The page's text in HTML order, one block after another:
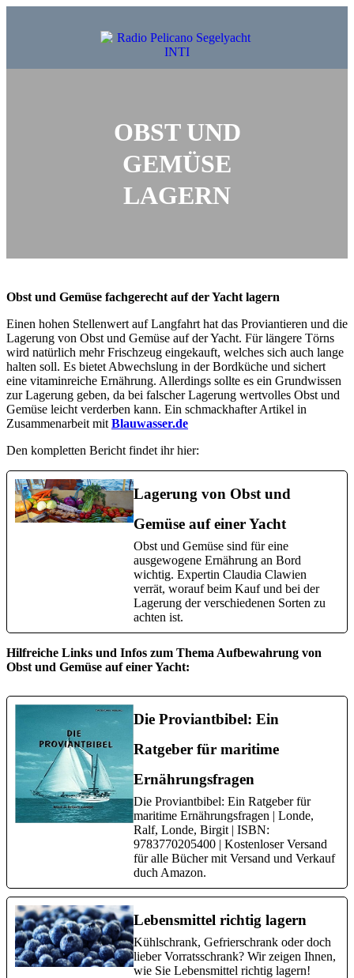
OBST UND
GEMÜSE
LAGERN
Obst und Gemüse fachgerecht auf der Yacht lagern
Einen hohen Stellenwert auf Langfahrt hat das Proviantieren und die
Lagerung von Obst und Gemüse auf der Yacht. Für längere Törns
wird natürlich mehr Frischzeug eingekauft, welches sich auch lange
halten soll. Es bietet Abwechslung in der Bordküche und sichert
eine vitaminreiche Ernährung. Allerdings sollte es ein Grundwissen
zur Lagerung geben, da bei falscher Lagerung wertvolles Obst und
Gemüse leicht verderben kann. Ein schmackhafter Artikel in
Zusammenarbeit mit Blauwasser.de
Den kompletten Bericht findet ihr hier:
Lagerung von Obst und
Gemüse auf einer Yacht
Obst und Gemüse sind für eine
ausgewogene Ernährung an Bord
wichtig. Expertin Claudia Clawien
verrät, worauf beim Kauf und bei der
Lagerung der verschiedenen Sorten zu
achten ist.
Hilfreiche Links und Infos zum Thema Aufbewahrung von
Obst und Gemüse auf einer Yacht:
Die Proviantbibel: Ein
Ratgeber für maritime
Ernährungsfragen
Die Proviantbibel: Ein Ratgeber für
maritime Ernährungsfragen | Londe,
Ralf, Londe, Birgit | ISBN:
9783770205400 | Kostenloser Versand
für alle Bücher mit Versand und Verkauf
duch Amazon.
Lebensmittel richtig lagern
Kühlschrank, Gefrierschrank oder doch
lieber Vorratsschrank? Wir zeigen Ihnen,
wie Sie Lebensmittel richtig lagern!